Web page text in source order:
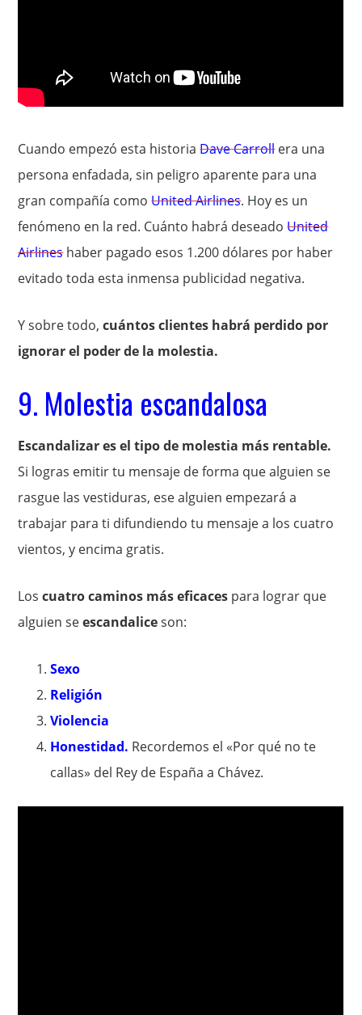
Cuando empezó esta historiaDave Carrollera una
persona enfadada, sin peligro aparente para una
gran compañía comoUnited Airlines. Hoy es un
fenómeno en la red. Cuánto habrá deseadoUnited
Airlineshaber pagado esos 1.200 dólares por haber
evitado toda esta inmensa publicidad negativa.
Y sobre todo,cuántos clientes habrá perdido por
ignorar el poder de la molestia.
9. Molestia escandalosa
Escandalizar es el tipo de molestia más rentable.
Si logras emitir tu mensaje de forma que alguien se
rasgue las vestiduras, ese alguien empezará a
trabajar para ti difundiendo tu mensaje a los cuatro
vientos, y encima gratis.
Loscuatro caminos más eficaces para lograr que
alguien seescandaliceson:
Sexo
Religión
Violencia
Honestidad. Recordemos el «Por qué no te
callas» del Rey de España a Chávez.